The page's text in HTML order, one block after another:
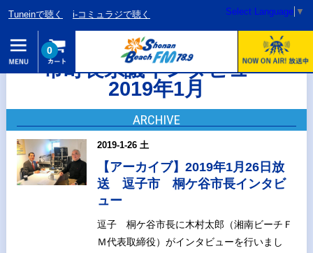
Tuneinで聴く i-コミュラジで聴く Select Language ▼
0
市町長県議インタビュー
2019年1月
ARCHIVE
2019-1-26 土
【アーカイブ】2019年1月26日放
送 逗子市 桐ケ谷市長インタビ
ュー
逗子 桐ケ谷市長に木村太郎（湘南ビーチＦ
Ｍ代表取締役）がインタビューを行いまし